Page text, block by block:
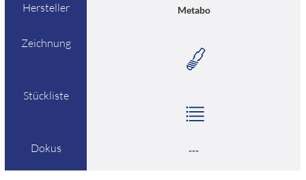
Hersteller Metabo
Zeichnung
Stückliste
Dokus ---